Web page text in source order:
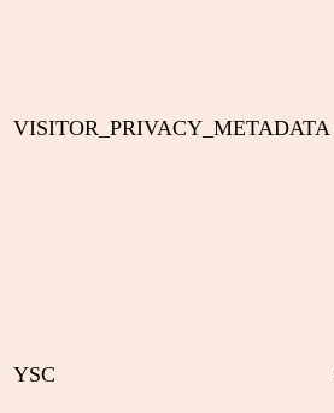
VISITOR_PRIVACY_METADATA
YSC